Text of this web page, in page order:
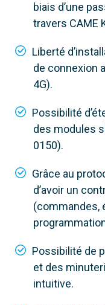
806SA-
QBEMFSB2
biais d’une
travers CAME
Liberté
de connexion
4G).
Possibilité
des modules
0150).
Grâce au
d’avoir un
(commandes,
Possibilité de
et des
intuitive.